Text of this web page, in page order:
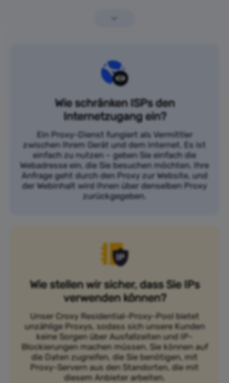
Wie schränken ISPs den
Internetzugang ein?
Ein Proxy-Dienst fungiert als Vermittler
zwischen Ihrem Gerät und dem Internet. Es ist
einfach zu nutzen – geben Sie einfach die
Webadresse ein, die Sie besuchen möchten. Ihre
Anfrage geht durch den Proxy zur Website, und
der Webinhalt wird Ihnen über denselben Proxy
zurückgegeben.
Wie stellen wir sicher, dass Sie IPs
verwenden können?
Unser Croxy Residential-Proxy-Pool bietet
unzählige Proxys, sodass sich unsere Kunden
keine Sorgen über Ausfallzeiten und IP-
Blockierungen machen müssen. Sie können auf
die Daten zugreifen, die Sie benötigen, mit
Proxy-Servern aus den Standorten, die mit
diesem Anbieter arbeiten.